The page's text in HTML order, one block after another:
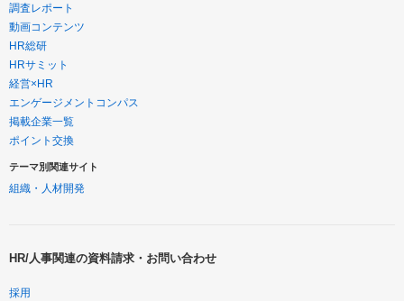
調査レポート
動画コンテンツ
HR総研
HRサミット
経営×HR
エンゲージメントコンパス
掲載企業一覧
ポイント交換
テーマ別関連サイト
組織・人材開発
HR/人事関連の資料請求・お問い合わせ
採用